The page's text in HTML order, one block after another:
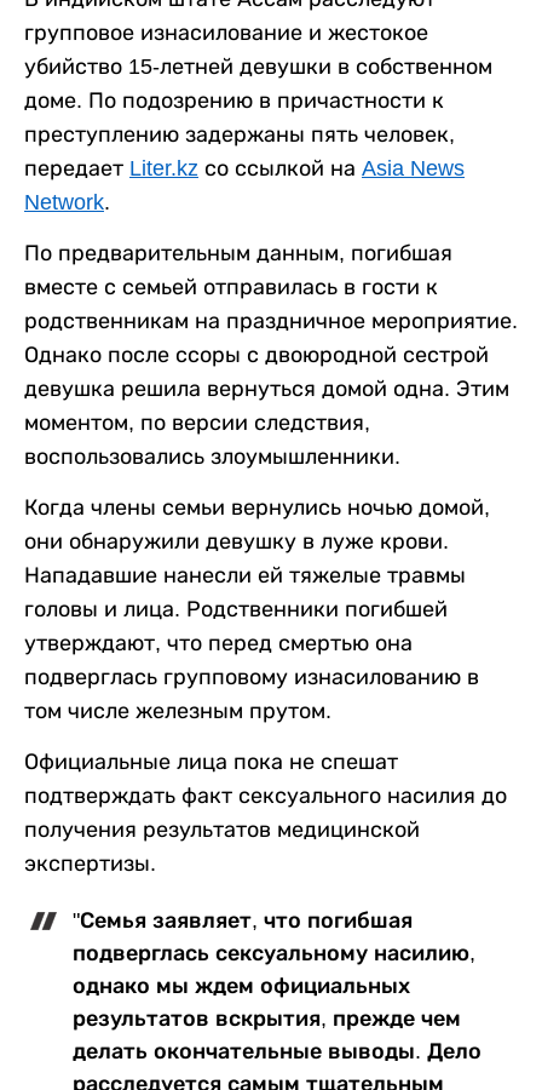
групповое изнасилование и жестокое
убийство 15-летней девушки в собственном
доме. По подозрению в причастности к
преступлению задержаны пять человек,
передает Liter.kz со ссылкой на Asia News
Network.
По предварительным данным, погибшая
вместе с семьей отправилась в гости к
родственникам на праздничное мероприятие.
Однако после ссоры с двоюродной сестрой
девушка решила вернуться домой одна. Этим
моментом, по версии следствия,
воспользовались злоумышленники.
Когда члены семьи вернулись ночью домой,
они обнаружили девушку в луже крови.
Нападавшие нанесли ей тяжелые травмы
головы и лица. Родственники погибшей
утверждают, что перед смертью она
подверглась групповому изнасилованию в
том числе железным прутом.
Официальные лица пока не спешат
подтверждать факт сексуального насилия до
получения результатов медицинской
экспертизы.
"Семья заявляет, что погибшая
подверглась сексуальному насилию,
однако мы ждем официальных
результатов вскрытия, прежде чем
делать окончательные выводы. Дело
расследуется самым тщательным